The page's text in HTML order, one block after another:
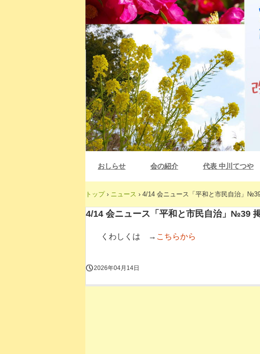
おしらせ 会の紹介 代表 中川てつや
トップ › ニュース › 4/14 会ニュース「平和と市民自治」
4/14 会ニュース「平和と市民自治」№39
くわしくは → こちらから
2026年04月14日